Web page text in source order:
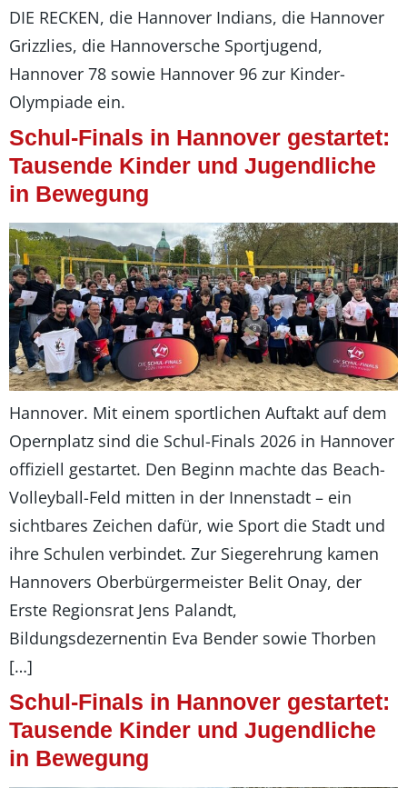
DIE RECKEN, die Hannover Indians, die Hannover
Grizzlies, die Hannoversche Sportjugend,
Hannover 78 sowie Hannover 96 zur Kinder-
Olympiade ein.
Schul-Finals in Hannover gestartet:
Tausende Kinder und Jugendliche
in Bewegung
Hannover. Mit einem sportlichen Auftakt auf dem
Opernplatz sind die Schul-Finals 2026 in Hannover
offiziell gestartet. Den Beginn machte das Beach-
Volleyball-Feld mitten in der Innenstadt – ein
sichtbares Zeichen dafür, wie Sport die Stadt und
ihre Schulen verbindet. Zur Siegerehrung kamen
Hannovers Oberbürgermeister Belit Onay, der
Erste Regionsrat Jens Palandt,
Bildungsdezernentin Eva Bender sowie Thorben
[…]
Schul-Finals in Hannover gestartet:
Tausende Kinder und Jugendliche
in Bewegung